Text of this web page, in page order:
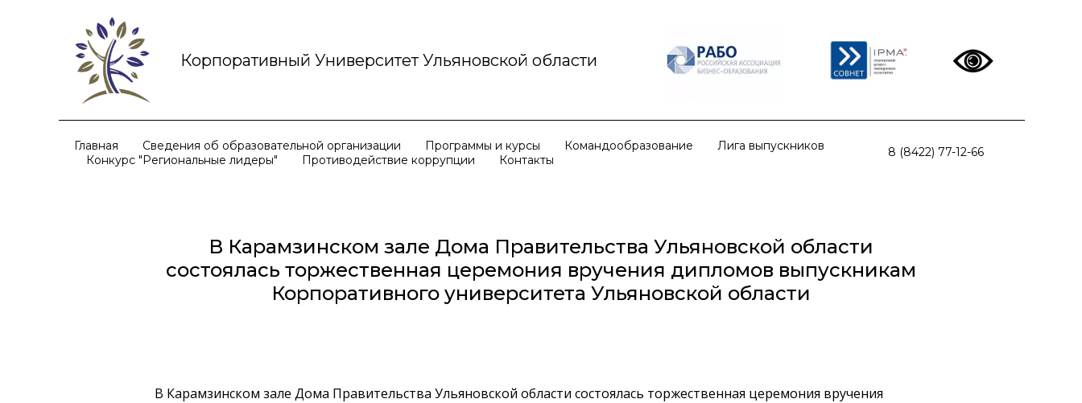
Корпоративный Университет Ульяновской области
Главная Сведения об образовательной организации Программы и курсы Командообразование
Лига выпускников
Конкурс "Региональные лидеры"
Противодействие коррупции Контакты
8 (8422) 77-12-66
В Карамзинском зале Дома Правительства Ульяновской области
состоялась торжественная церемония вручения дипломов выпускникам
Корпоративного университета Ульяновской области
В Карамзинском зале Дома Правительства Ульяновской области состоялась торжественная церемония вручения